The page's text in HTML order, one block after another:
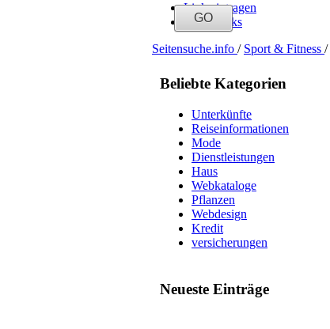
Link eintragen
Neue Links
Seitensuche.info / Sport & Fitness /
Beliebte Kategorien
Unterkünfte
Reiseinformationen
Mode
Dienstleistungen
Haus
Webkataloge
Pflanzen
Webdesign
Kredit
versicherungen
Neueste Einträge